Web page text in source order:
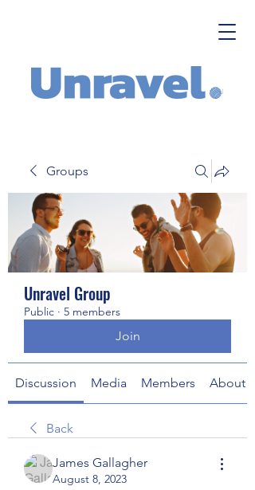
Groups
Unravel Group
Public · 5 members
Join
Discussion Media Members About
Back
James Gallagher
August 8, 2023